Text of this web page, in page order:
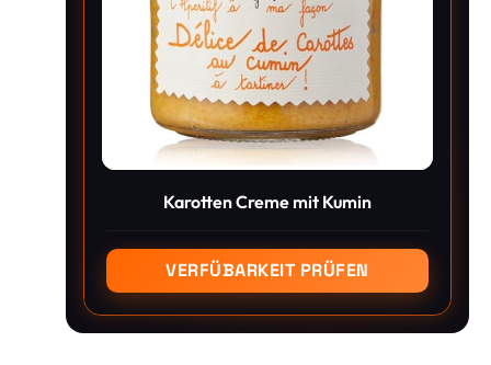
Karotten Creme mit Kumin
VERFÜBARKEIT PRÜFEN